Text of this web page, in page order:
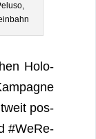
Holo­
pos­
#WeRe­